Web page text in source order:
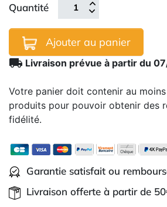
Quantité
Ajouter au panier
local_shipping Livraison prévue à partir du
Votre panier doit contenir au
produits pour pouvoir obtenir des
fidélité.
Garantie satisfait ou
Livraison offerte à partir de